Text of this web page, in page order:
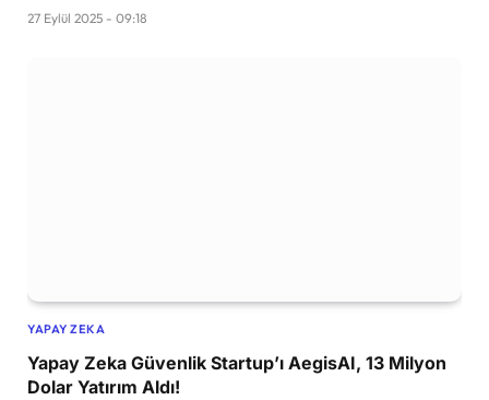
27 Eylül 2025 - 09:18
YAPAY ZEKA
Yapay Zeka Güvenlik Startup’ı AegisAI, 13 Milyon
Dolar Yatırım Aldı!